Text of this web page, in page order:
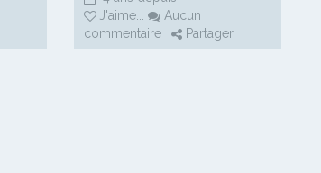
J'aime ...
Aucun
commentaire
Partager